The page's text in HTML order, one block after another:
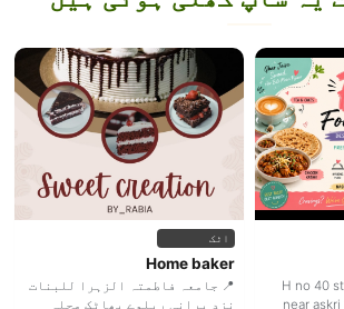
📍 H no
near
اٹک
Home baker
📍 جامعہ فاطمتہ الزہرا للبنات
نزد پرانی ریلوے پھاٹک محلہ